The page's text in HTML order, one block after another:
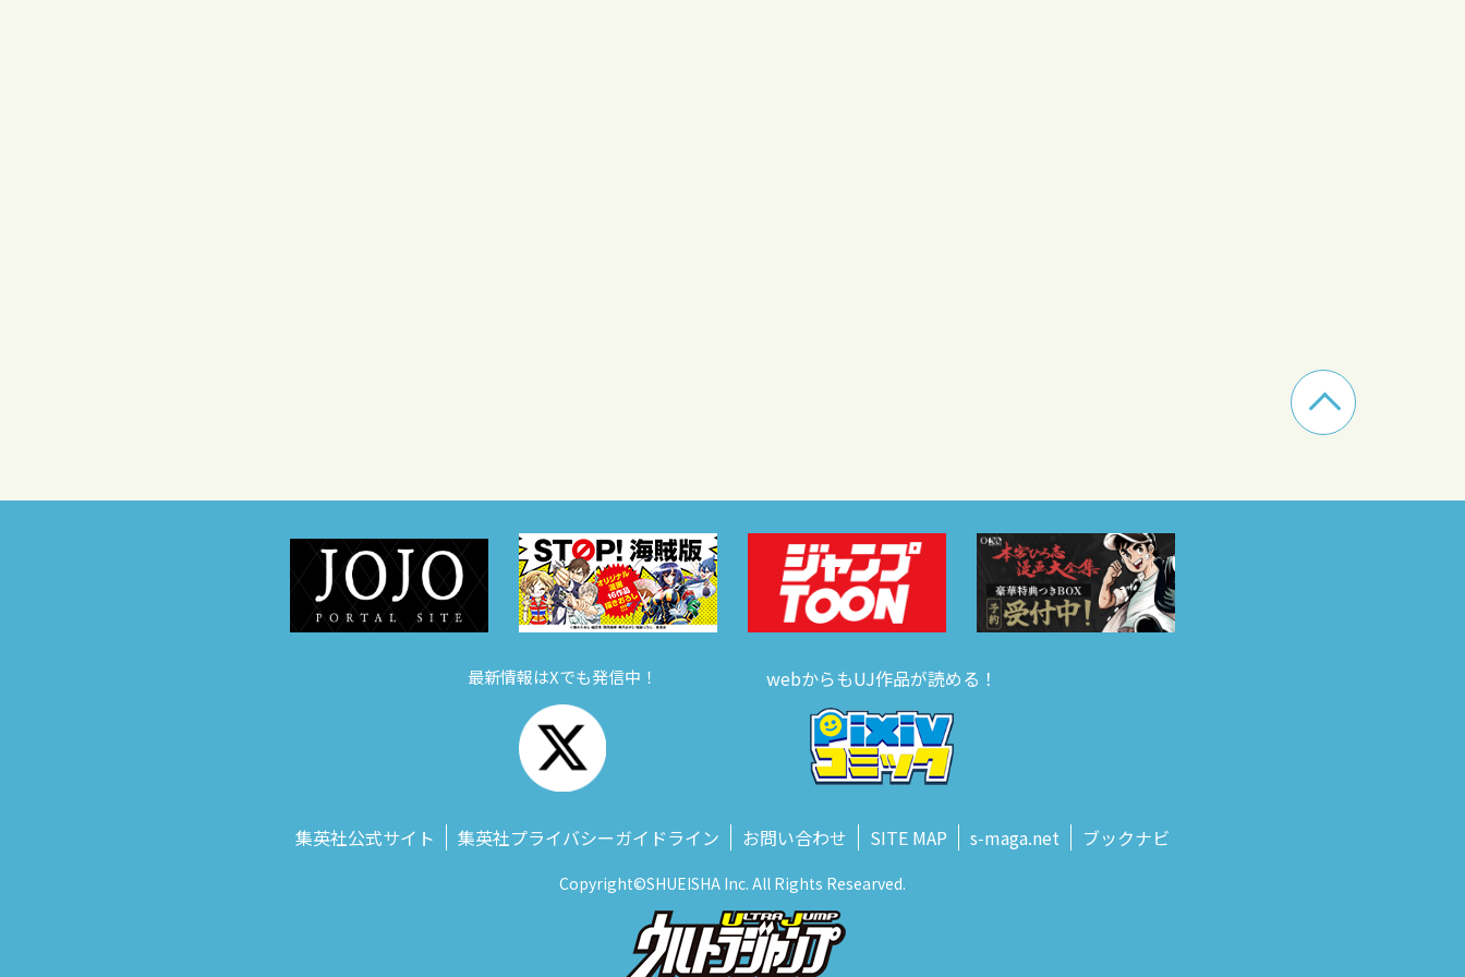
最新情報はXでも発信中！ webからもUJ作品が読める！
集英社公式サイト 集英社プライバシーガイドライン お問い合わせ SITE MAP s‑maga.net ブックナビ
Copyright©SHUEISHA Inc. All Rights Researved.